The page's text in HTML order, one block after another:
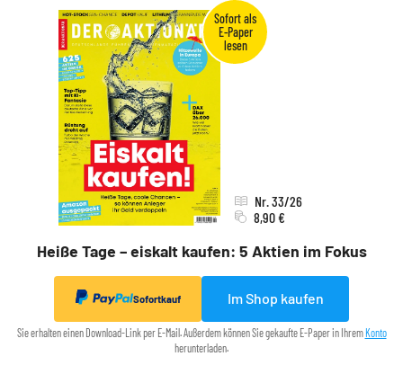
Heiße Tage – eiskalt kaufen: 5 Aktien im Fokus
Nr. 33/26
8,90 €
Sofortkauf Im Shop kaufen
Sie erhalten einen Download-Link per E-Mail. Außerdem können Sie gekaufte E-Paper in IhremKonto
herunterladen.